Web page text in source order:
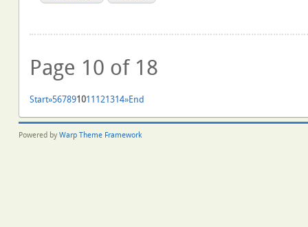
Page 10 of 18
Start»567891011 121314»End
Powered by Warp Theme Framework